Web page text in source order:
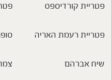
פטריית קורדיספס
פטריית רעמת האריה
שיח אברהם